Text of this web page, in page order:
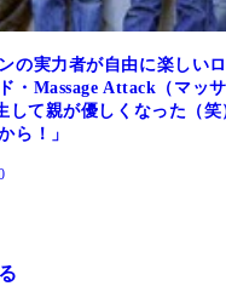
の実力者が自由に楽しい
Massage Attack（マッサ
して親が優しくなった（
ら！」